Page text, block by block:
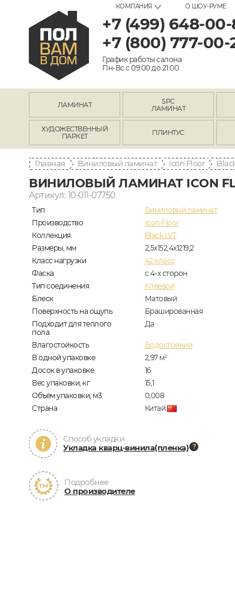
КОМПАНИЯ О ШОУ-РУМЕ
+7 (499) 648-
+7 (800) 777-00-
График работы салона
Пн-Вс с 09:00 до 21:00
ЛАМИНАТ
SPC
ЛАМИНАТ
ХУДОЖЕСТВЕННЫЙ
ПАРКЕТ
ПЛИНТУС
Главная Виниловый ламинат Icon Floor
ВИНИЛОВЫЙ ЛАМИНАТ ICON
Артикул: 10-011-07750
Тип
Виниловый ламинат
Производство
Icon Floor
Коллекция
Black LVT
Размеры, мм
2,5х152,4х1219,2
Класс нагрузки
42 класс
Фаска
с 4-х сторон
Тип соединения
Клеевой
Блеск
Матовый
Поверхность на ощупь
Брашированная
Подходит для теплого
пола
Да
Влагостойкость
Водостойкий
В одной упаковке
2,97 м2
Досок в упаковке
16
Вес упаковки, кг
15,1
Объём упаковки, м3
0,008
Страна
Китай
Способ укладки
Укладка кварц-винила(пленка)
Подробнее
О производителе